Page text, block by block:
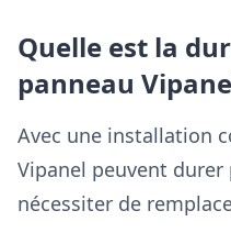
Quelle est la
panneau
Avec une installation
Vipanel peuvent durer
nécessiter de